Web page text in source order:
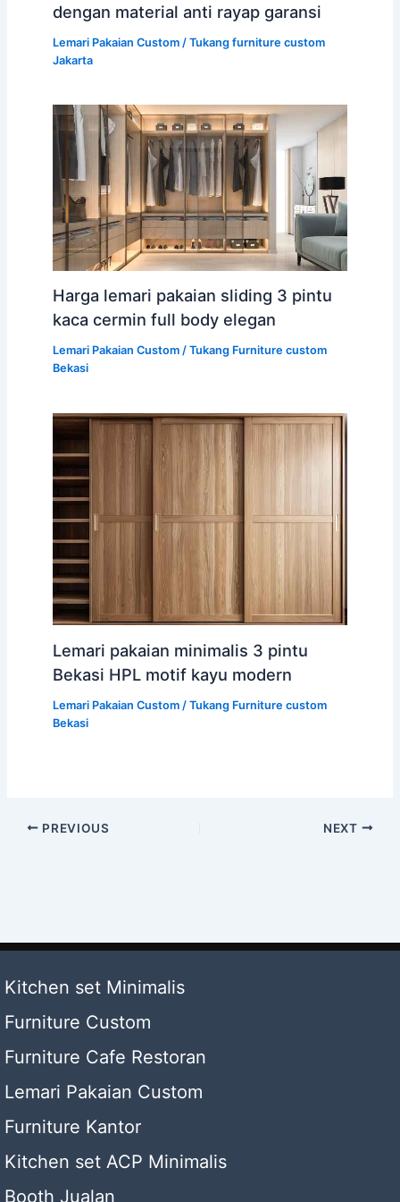
dengan material anti rayap garansi
Lemari Pakaian Custom/ Tukang furniture custom
Jakarta
Harga lemari pakaian sliding 3 pintu
kaca cermin full body elegan
Lemari Pakaian Custom/ Tukang Furniture custom
Bekasi
Lemari pakaian minimalis 3 pintu
Bekasi HPL motif kayu modern
Lemari Pakaian Custom/ Tukang Furniture custom
Bekasi
PREVIOUS NEXT
Kitchen set Minimalis
Furniture Custom
Furniture Cafe Restoran
Lemari Pakaian Custom
Furniture Kantor
Kitchen set ACP Minimalis
Booth Jualan